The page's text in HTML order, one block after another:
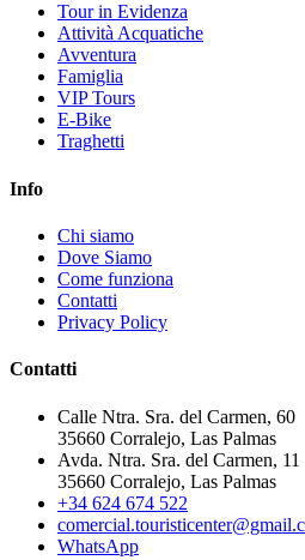
Tour in Evidenza
Attività Acquatiche
Avventura
Famiglia
VIP Tours
E-Bike
Traghetti
Info
Chi siamo
Dove Siamo
Come funziona
Contatti
Privacy Policy
Contatti
Calle Ntra. Sra. del Carmen, 60
35660 Corralejo, Las Palmas
Avda. Ntra. Sra. del Carmen, 11
35660 Corralejo, Las Palmas
+34 624 674 522
WhatsApp